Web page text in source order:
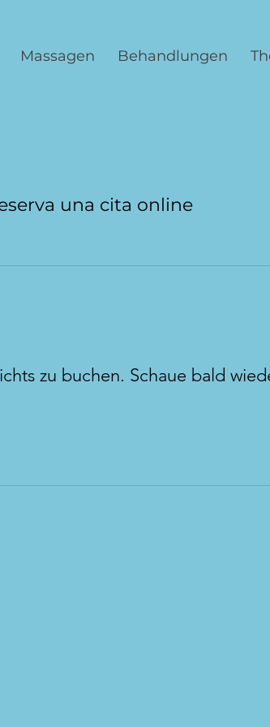
Massagen Behandlungen
una cita online
zu buchen. Schaue bald